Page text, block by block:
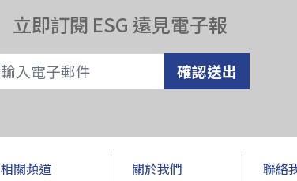
立即訂閱 ESG 遠見電子報
確認送出
相關頻道 關於我們 聯絡